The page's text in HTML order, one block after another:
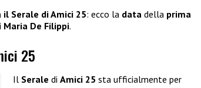
il Serale di Amici 25: ecco la data della prima
Maria De Filippi.
25
Il Serale di Amici 25 sta ufficialmente per